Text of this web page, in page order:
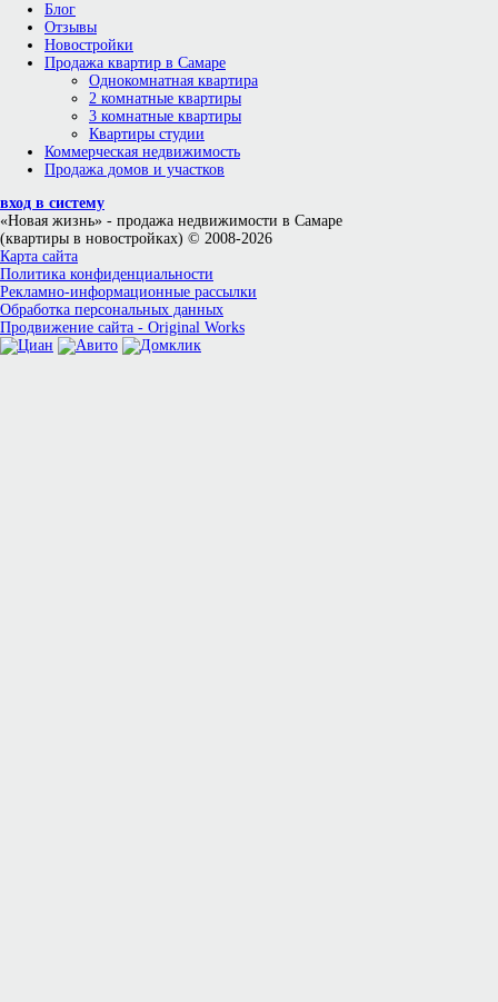
Блог
Отзывы
Новостройки
Продажа квартир в Самаре
Однокомнатная квартира
2 комнатные квартиры
3 комнатные квартиры
Квартиры студии
Коммерческая недвижимость
Продажа домов и участков
вход в систему
«Новая жизнь» - продажа недвижимости в Самаре
(квартиры в новостройках) © 2008-2026
Карта сайта
Политика конфиденциальности
Рекламно-информационные рассылки
Обработка персональных данных
Продвижение сайта - Original Works